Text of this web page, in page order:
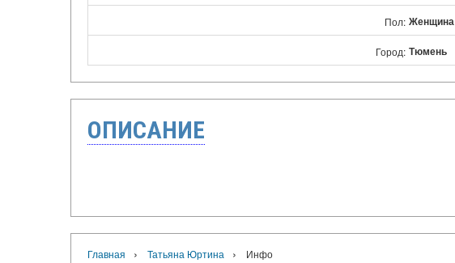
Пол: Женщина
Город: Тюмень
ОПИСАНИЕ
Главная › Татьяна Юртина › Инфо